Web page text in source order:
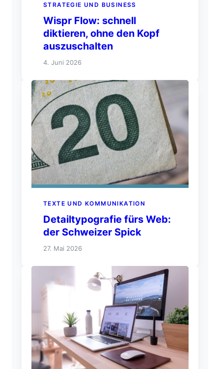
STRATEGIE UND BUSINESS
Wispr Flow: schnell
diktieren, ohne den Kopf
auszuschalten
4. Juni 2026
TEXTE UND KOMMUNIKATION
Detailtypografie fürs Web:
der Schweizer Spick
27. Mai 2026